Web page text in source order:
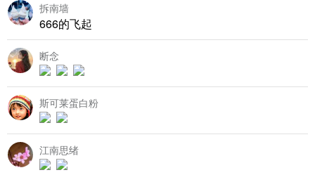
拆南墙
666的飞起
断念
斯可莱蛋白粉
江南思绪